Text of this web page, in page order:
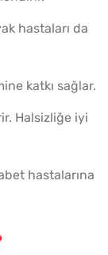
hastaları da
katkı sağlar.
Halsizliğe iyi
hastalarına